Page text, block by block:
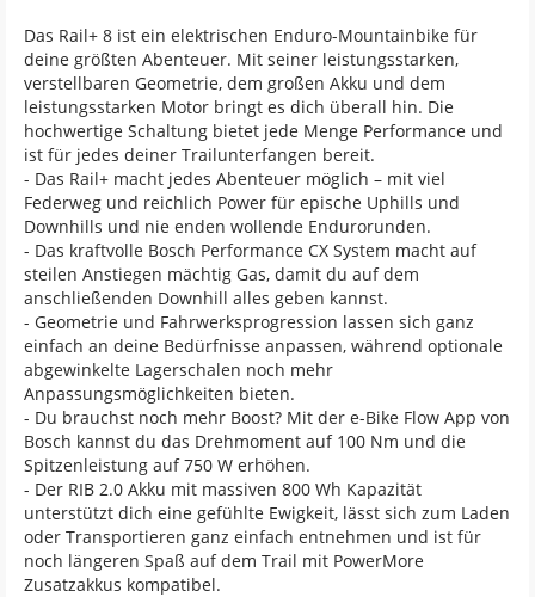
Das Rail+ 8 ist ein elektrischen Enduro-Mountainbike für
deine größten Abenteuer. Mit seiner leistungsstarken,
verstellbaren Geometrie, dem großen Akku und dem
leistungsstarken Motor bringt es dich überall hin. Die
hochwertige Schaltung bietet jede Menge Performance und
ist für jedes deiner Trailunterfangen bereit.
- Das Rail+ macht jedes Abenteuer möglich – mit viel
Federweg und reichlich Power für epische Uphills und
Downhills und nie enden wollende Endurorunden.
- Das kraftvolle Bosch Performance CX System macht auf
steilen Anstiegen mächtig Gas, damit du auf dem
anschließenden Downhill alles geben kannst.
- Geometrie und Fahrwerksprogression lassen sich ganz
einfach an deine Bedürfnisse anpassen, während optionale
abgewinkelte Lagerschalen noch mehr
Anpassungsmöglichkeiten bieten.
- Du brauchst noch mehr Boost? Mit der e-Bike Flow App von
Bosch kannst du das Drehmoment auf 100 Nm und die
Spitzenleistung auf 750 W erhöhen.
- Der RIB 2.0 Akku mit massiven 800 Wh Kapazität
unterstützt dich eine gefühlte Ewigkeit, lässt sich zum Laden
oder Transportieren ganz einfach entnehmen und ist für
noch längeren Spaß auf dem Trail mit PowerMore
Zusatzakkus kompatibel.